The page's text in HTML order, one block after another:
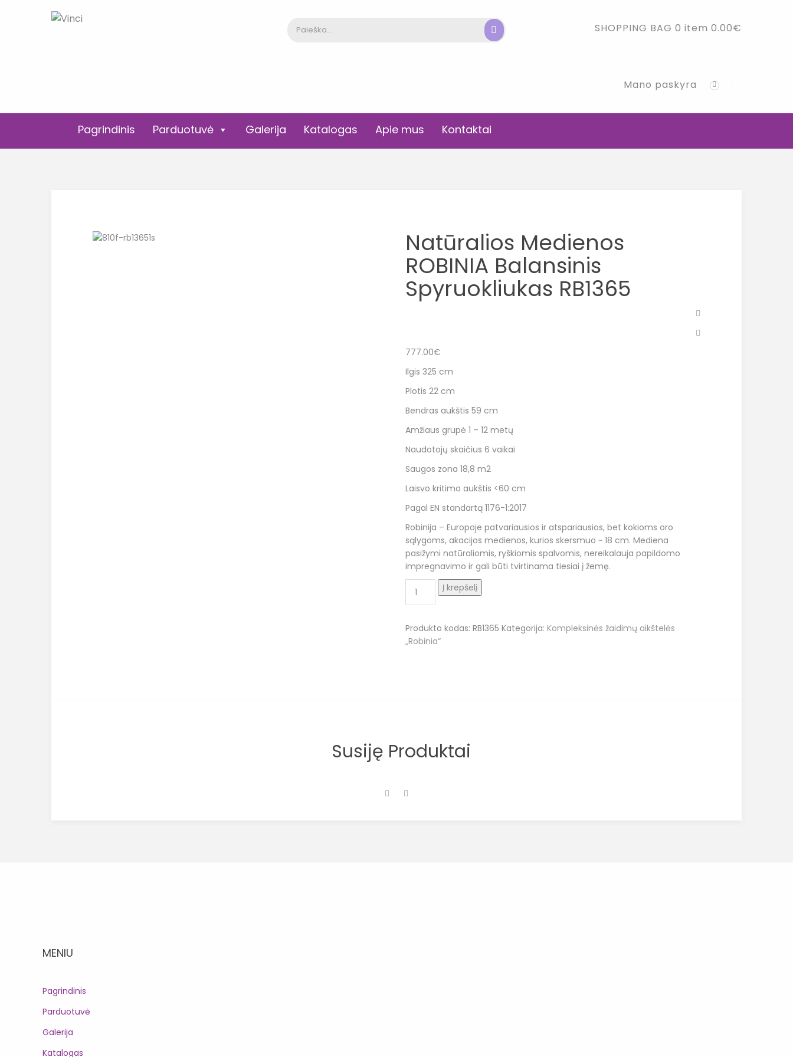
SHOPPING BAG 0 item 0.00€
Mano paskyra
Pagrindinis Parduotuvė Galerija Katalogas Apie mus Kontaktai
Natūralios Medienos
ROBINIA Balansinis
Spyruokliukas RB1365
777.00€
Ilgis 325 cm
Plotis 22 cm
Bendras aukštis 59 cm
Amžiaus grupė 1 – 12 metų
Naudotojų skaičius 6 vaikai
Saugos zona 18,8 m2
Laisvo kritimo aukštis <60 cm
Pagal EN standartą 1176-1:2017
Robinija – Europoje patvariausios ir atspariausios, bet kokioms oro
sąlygoms, akacijos medienos, kurios skersmuo ~ 18 cm. Mediena
pasižymi natūraliomis, ryškiomis spalvomis, nereikalauja papildomo
impregnavimo ir gali būti tvirtinama tiesiai į žemę.
kiekis:
medienos
ROBINIA
Į krepšelį
Produkto kodas: RB1365 Kategorija: Kompleksinės žaidimų aikštelės
„Robinia“
Susiję Produktai
MENIU
Pagrindinis
Parduotuvė
Galerija
Katalogas